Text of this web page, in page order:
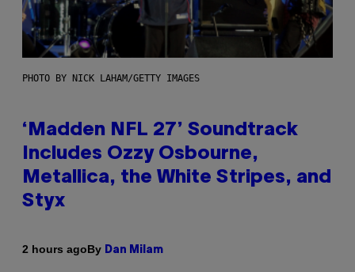
PHOTO BY NICK LAHAM/GETTY IMAGES
‘Madden NFL 27’ Soundtrack
Includes Ozzy Osbourne,
Metallica, the White Stripes, and
Styx
2 hours agoBy Dan Milam